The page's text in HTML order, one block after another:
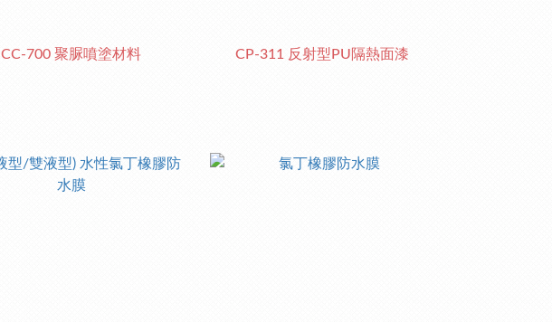
CC-700 聚脲噴塗材料 CP-311 反射型PU隔熱面漆